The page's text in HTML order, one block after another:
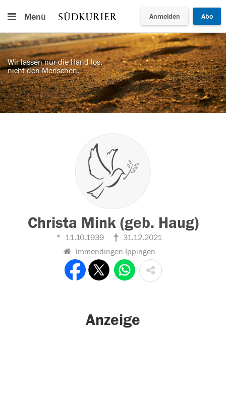
Menü Anmelden Abo
Wir lassen nur die Hand los,
nicht den Menschen.
Christa Mink (geb. Haug)
11.10.1939
31.12.2021
Immendingen-Ippingen
Anzeige